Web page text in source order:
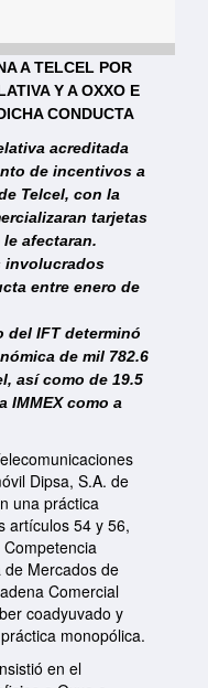
un conocimiento
realizan en
diciembre
y bases de la
el uso,
de segmentos
de
IFT-12) (Co
Generales para
(Comunicado
de la banda de
libre (Comunicado
del Concurso
seguro lo logras”
A TELCEL POR
Y A OXXO E
CONDUCTA
acreditada
de incentivos a
Telcel, con la
tarjetas
afectaran.
involucrados
entre enero de
del IFT determinó
de mil 782.6
así como de 19.5
IMMEX como a
Dipsa, S.A. de
una práctica
artículos 54 y 56,
Mercados de
Comercial
coadyuvado y
monopólica.
en el